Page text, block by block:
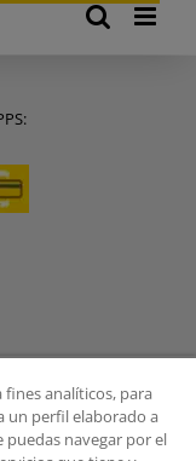
analíticos, para
un perfil elaborado a
navegar por el